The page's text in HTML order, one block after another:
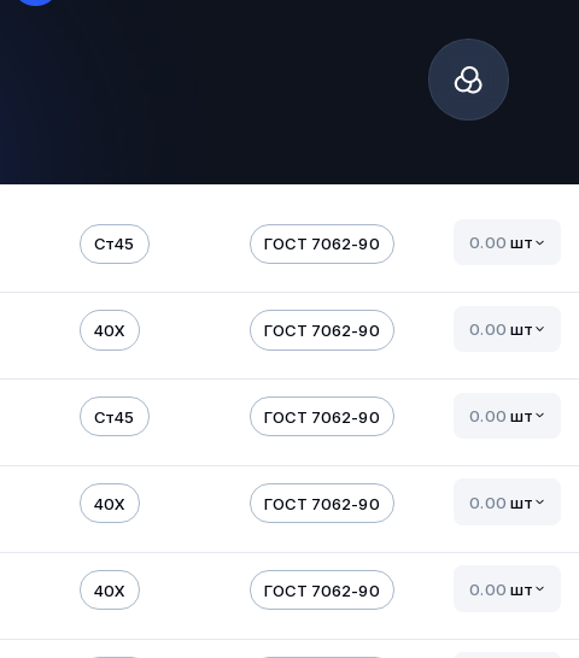
Ст45 ГОСТ 7062-90 шт
40Х ГОСТ 7062-90 шт
Ст45 ГОСТ 7062-90 шт
40Х ГОСТ 7062-90 шт
40Х ГОСТ 7062-90 шт